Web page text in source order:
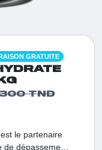
GRATUITE
TND
le partenaire
dépassement.